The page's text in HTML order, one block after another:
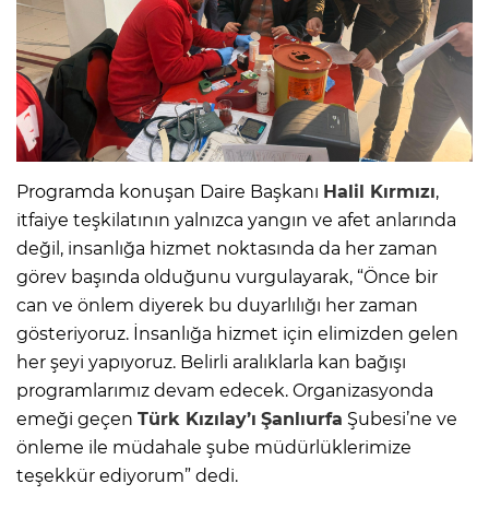
Programda konuşan Daire Başkanı Halil Kırmızı,
itfaiye teşkilatının yalnızca yangın ve afet anlarında
değil, insanlığa hizmet noktasında da her zaman
görev başında olduğunu vurgulayarak, “Önce bir
can ve önlem diyerek bu duyarlılığı her zaman
gösteriyoruz. İnsanlığa hizmet için elimizden gelen
her şeyi yapıyoruz. Belirli aralıklarla kan bağışı
programlarımız devam edecek. Organizasyonda
emeği geçen Türk Kızılay’ı Şanlıurfa Şubesi’ne ve
önleme ile müdahale şube müdürlüklerimize
teşekkür ediyorum” dedi.